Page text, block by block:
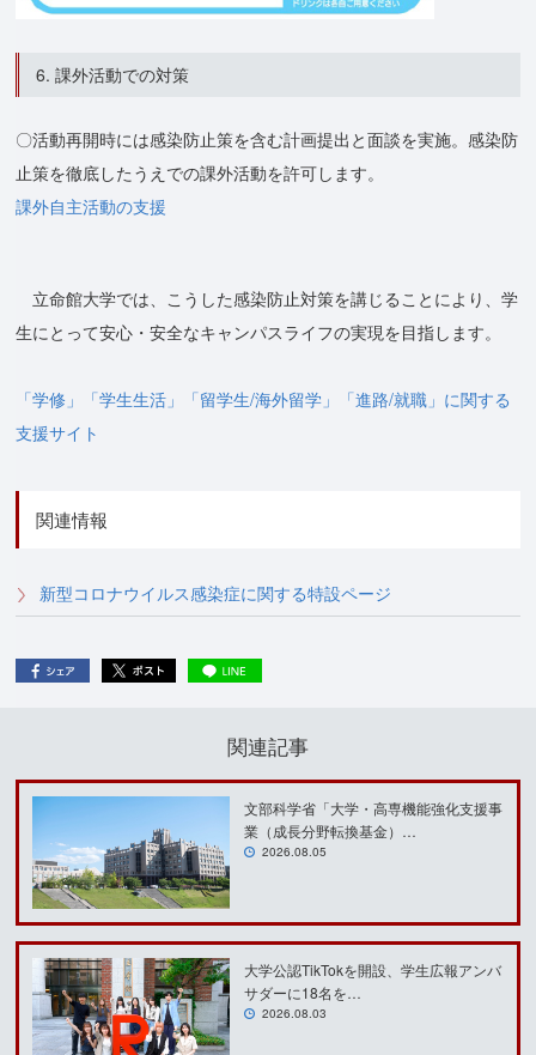
6. 課外活動での対策
〇活動再開時には感染防止策を含む計画提出と面談を実施。感染防
止策を徹底したうえでの課外活動を許可します。
課外自主活動の支援
立命館大学では、こうした感染防止対策を講じることにより、学
生にとって安心・安全なキャンパスライフの実現を目指します。
「学修」「学生生活」「留学生/海外留学」「進路/就職」に関する
支援サイト
関連情報
新型コロナウイルス感染症に関する特設ページ
関連記事
文部科学省「大学・高専機能強化支援事
業（成長分野転換基金）…
2026.08.05
大学公認TikTokを開設、学生広報アンバ
サダーに18名を…
2026.08.03